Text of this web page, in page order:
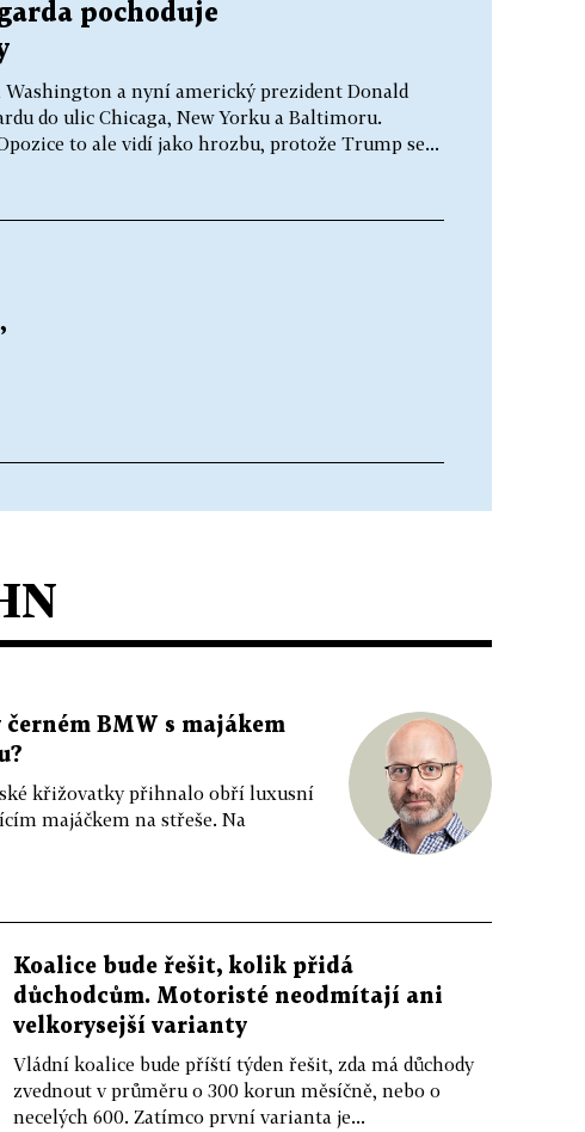
pochoduje
Washington a nyní americký prezident Donald
do ulic Chicaga, New Yorku a Baltimoru.
to ale vidí jako hrozbu, protože Trump se...
černém BMW s majákem
křižovatky přihnalo obří luxusní
majáčkem na střeše. Na
Koalice bude řešit, kolik přidá
důchodcům. Motoristé neodmítají ani
velkorysejší varianty
Vládní koalice bude příští týden řešit, zda má důchody
zvednout v průměru o 300 korun měsíčně, nebo o
necelých 600. Zatímco první varianta je...